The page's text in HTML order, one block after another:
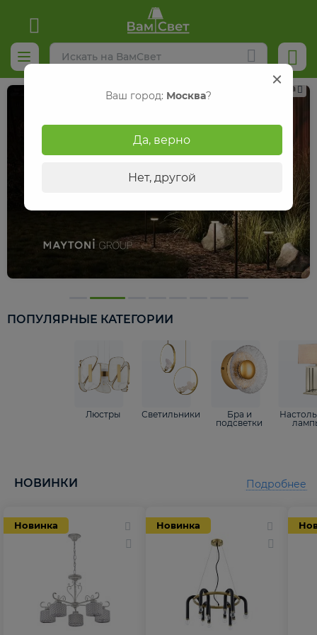
Реклама
ПОПУЛЯРНЫЕ КАТЕГОРИИ
Люстры Светильники
Бра и
подсветки
НОВИНКИ
Новинка Новинка
Подробнее
Ваш город: Москва?
Да, верно
Нет, другой